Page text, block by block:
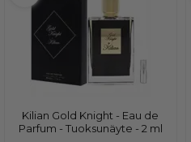
Kilian Gold Knight - Eau de
Parfum - Tuoksunäyte - 2 ml